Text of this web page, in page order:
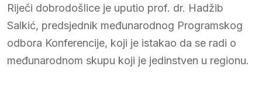
Riječi dobrodošlice je uputio prof. dr. Hadžib
Salkić, predsjednik međunarodnog Programskog
odbora Konferencije, koji je istakao da se radi o
međunarodnom skupu koji je jedinstven u regionu.